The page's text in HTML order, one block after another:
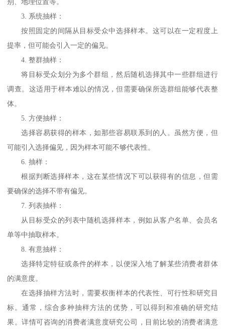
别、地理位置等。
3. 系统抽样：
按照固定的间隔从目标受众中选择样本。这可以在一定程度上
提率，但可能会引入一定的偏见。
4. 整群抽样：
将目标受众划分为多个群组，然后随机选择其中一些群组进行
调查。这适用于样本难以的情况，但需要确保所选群组能够代表整
体。
5. 方便抽样：
选择容易获得的样本，如那些容易联系到的人。虽然方便，但
可能引入选择偏见，因为样本可能不够代表性。
6. 抽样：
根据判断选择样本，这在某些情况下可以获得有的信息，但需
要确保的选择不带有偏见。
7. 列表抽样：
从目标受众的列表中随机选择样本，例如从客户名单、会员名
单等中抽取样本。
8. 有意抽样：
选择特定特征或条件的样本，以便深入地了解某些消费者群体
的满意度。
在选择抽样方法时，需要权衡样本的代表性、可行性和研究目
标。通常，综合多种抽样方法的优势，可以得到和准确的研究结
果。详情可咨询的消费者满意度研究公司 ， 目前比较的消费者满意